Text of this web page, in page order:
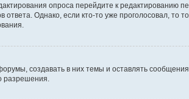
опроса перейдите к редактированию
Однако, если кто-то уже проголосовал, то
создавать в них темы и оставлять
разрешения.